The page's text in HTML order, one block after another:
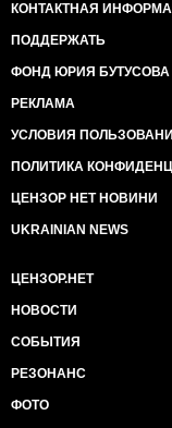
КОНТАКТНАЯ
ПОДДЕРЖАТЬ
ФОНД ЮРИЯ БУТУСОВА
РЕКЛАМА
УСЛОВИЯ
ПОЛИТИКА
ЦЕНЗОР НЕТ НОВИНИ
UKRAINIAN NEWS
ЦЕНЗОР.НЕТ
НОВОСТИ
СОБЫТИЯ
РЕЗОНАНС
ФОТО